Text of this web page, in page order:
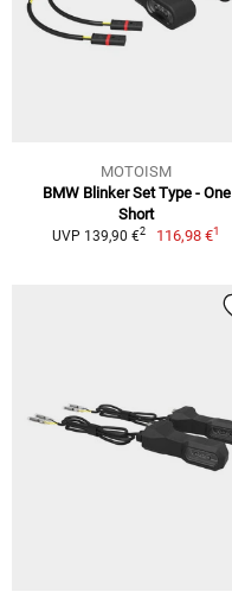
MOTOISM
BMW Blinker Set Type - One
Short
UVP 139,90 €2 116,98 €1